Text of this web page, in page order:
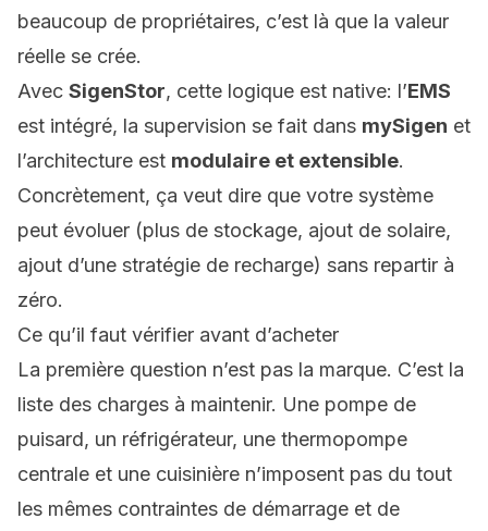
beaucoup de propriétaires, c’est là que la valeur
réelle se crée.
Avec SigenStor, cette logique est native: l’EMS
est intégré, la supervision se fait dans mySigen et
l’architecture est modulaire et extensible.
Concrètement, ça veut dire que votre système
peut évoluer (plus de stockage, ajout de solaire,
ajout d’une stratégie de recharge) sans repartir à
zéro.
Ce qu’il faut vérifier avant d’acheter
La première question n’est pas la marque. C’est la
liste des charges à maintenir. Une pompe de
puisard, un réfrigérateur, une thermopompe
centrale et une cuisinière n’imposent pas du tout
les mêmes contraintes de démarrage et de